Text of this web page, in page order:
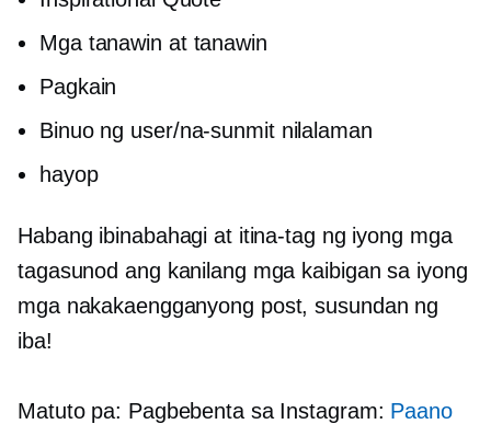
Mga tanawin at tanawin
Pagkain
Binuo ng user/na-sunmitnilalaman
hayop
Habang ibinabahagi at itina-tag ng iyong mga
tagasunod ang kanilang mga kaibigan sa iyong
mga nakakaengganyong post, susundan ng
iba!
Matuto pa: Pagbebenta sa Instagram: Paano